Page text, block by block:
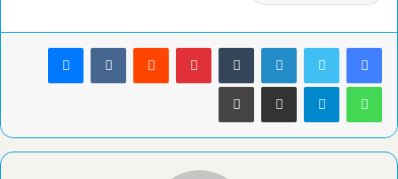
لينكدإن بينتيريست ماسنجر
واتساب تيلقرام مشاركة عبر البريد طباعة